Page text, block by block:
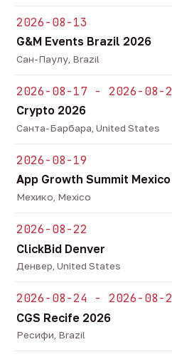
2026-08-13
G&M Events Brazil 2026
Сан-Паулу, Brazil
2026-08-17 - 2026-08-
Crypto 2026
Санта-Барбара, United States
2026-08-19
App Growth Summit
Мехико, Mexico
2026-08-22
ClickBid Denver
Денвер, United States
2026-08-24 - 2026-08-
CGS Recife 2026
Ресифи, Brazil